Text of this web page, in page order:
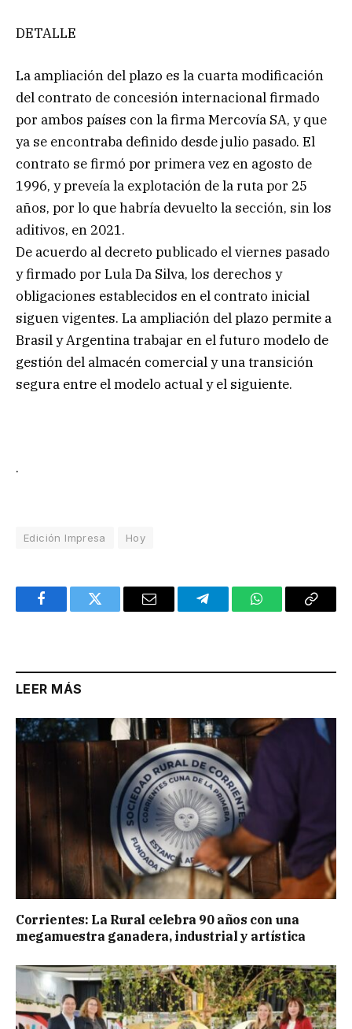
DETALLE
La ampliación del plazo es la cuarta modificación
del contrato de concesión internacional firmado
por ambos países con la firma Mercovía SA, y que
ya se encontraba definido desde julio pasado. El
contrato se firmó por primera vez en agosto de
1996, y preveía la explotación de la ruta por 25
años, por lo que habría devuelto la sección, sin los
aditivos, en 2021.
De acuerdo al decreto publicado el viernes pasado
y firmado por Lula Da Silva, los derechos y
obligaciones establecidos en el contrato inicial
siguen vigentes. La ampliación del plazo permite a
Brasil y Argentina trabajar en el futuro modelo de
gestión del almacén comercial y una transición
segura entre el modelo actual y el siguiente.
.
Edición Impresa Hoy
FacebookTwitter Email TelegramWhatsAppCopy
LEER MÁS
Corrientes: La Rural celebra 90 años con una
megamuestra ganadera, industrial y artística